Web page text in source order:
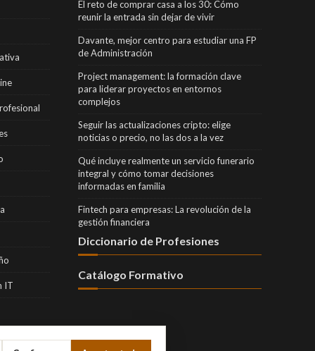
IT
El reto de comprar casa a los 30: Cómo
reunir la entrada sin dejar de vivir
Davante, mejor centro para estudiar una FP
de Administración
Project management: la formación clave
para liderar proyectos en entornos
complejos
Seguir las actualizaciones cripto: elige
noticias o precio, no las dos a la vez
Qué incluye realmente un servicio funerario
integral y cómo tomar decisiones
informadas en familia
Fintech para empresas: La revolución de la
gestión financiera
Diccionario de Profesiones
Catálogo Formativo